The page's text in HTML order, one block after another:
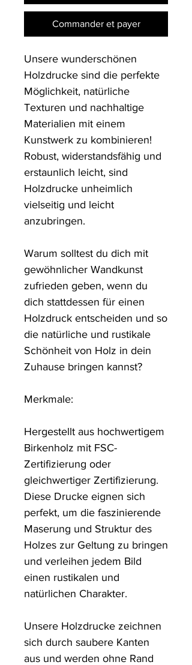
Commander et payer
Unsere wunderschönen
Holzdrucke sind die perfekte
Möglichkeit, natürliche
Texturen und nachhaltige
Materialien mit einem
Kunstwerk zu kombinieren!
Robust, widerstandsfähig und
erstaunlich leicht, sind
Holzdrucke unheimlich
vielseitig und leicht
anzubringen.
Warum solltest du dich mit
gewöhnlicher Wandkunst
zufrieden geben, wenn du
dich stattdessen für einen
Holzdruck entscheiden und so
die natürliche und rustikale
Schönheit von Holz in dein
Zuhause bringen kannst?
Merkmale:
Hergestellt aus hochwertigem
Birkenholz mit FSC-
Zertifizierung oder
gleichwertiger Zertifizierung.
Diese Drucke eignen sich
perfekt, um die faszinierende
Maserung und Struktur des
Holzes zur Geltung zu bringen
und verleihen jedem Bild
einen rustikalen und
natürlichen Charakter.
Unsere Holzdrucke zeichnen
sich durch saubere Kanten
aus und werden ohne Rand